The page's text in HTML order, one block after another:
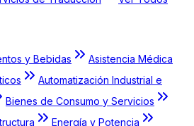
y Bebidas
Asistencia Médica
Automatización Industrial e
Bienes de Consumo y Servicios
Energía y Potencia